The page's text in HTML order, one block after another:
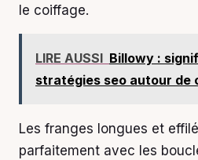
le coiffage.
LIRE AUSSI Billowy :
stratégies seo autour de
Les franges longues et
parfaitement avec les